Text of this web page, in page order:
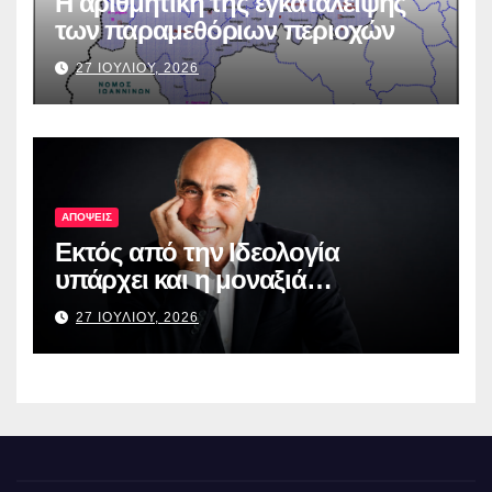
των παραμεθόριων περιοχών
27 ΙΟΥΛΙΟΥ, 2026
ΑΠΟΨΕΙΣ
Εκτός από την Ιδεολογία
υπάρχει και η μοναξιά…
27 ΙΟΥΛΙΟΥ, 2026